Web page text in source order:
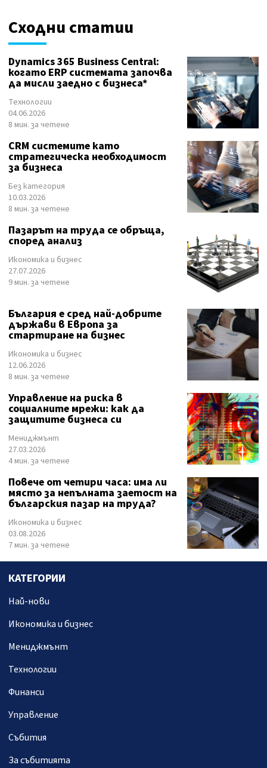
Сходни статии
Dynamics 365 Business Central:
когато ERP системата започва
да мисли заедно с бизнеса*
Технологии
04.06.2026
8 мин. за четене
CRM системите като
стратегическа необходимост
за бизнеса
Без категория
10.03.2026
8 мин. за четене
Пазарът на труда се обръща,
според анализ
Икономика и бизнес
27.07.2026
9 мин. за четене
България е сред най-добрите
държави в Европа за
стартиране на бизнес
Икономика и бизнес
12.06.2026
8 мин. за четене
Управление на риска в
социалните мрежи: как да
защитите бизнеса си
Мениджмънт
27.03.2026
4 мин. за четене
Повече от четири часа: има ли
място за непълната заетост на
българския пазар на труда?
Икономика и бизнес
03.08.2026
7 мин. за четене
КАТЕГОРИИ
Най-нови
Икономика и бизнес
Мениджмънт
Технологии
Финанси
Управление
Събития
За събитията